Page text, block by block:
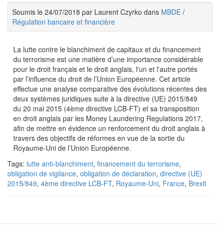
Soumis le 24/07/2018 par Laurent Czyrko dans MBDE /
Régulation bancaire et financière
La lutte contre le blanchiment de capitaux et du financement
du terrorisme est une matière d’une importance considérable
pour le droit français et le droit anglais, l'un et l'autre portés
par l’influence du droit de l’Union Européenne. Cet article
effectue une analyse comparative des évolutions récentes des
deux systèmes juridiques suite à la directive (UE) 2015/849
du 20 mai 2015 (4ème directive LCB-FT) et sa transposition
en droit anglais par les Money Laundering Regulations 2017,
afin de mettre en évidence un renforcement du droit anglais à
travers des objectifs de réformes en vue de la sortie du
Royaume-Uni de l’Union Européenne.
Tags: lutte anti-blanchiment, financement du terrorisme,
obligation de vigilance, obligation de déclaration, directive (UE)
2015/849, 4ème directive LCB-FT, Royaume-Uni, France, Brexit